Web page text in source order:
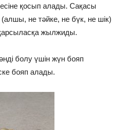
қосып алады. Сақасы
не тәйке, не бүк, не шік)
қарсыласқа жылжиды.
болу үшін жүн бояп
бояп алады.